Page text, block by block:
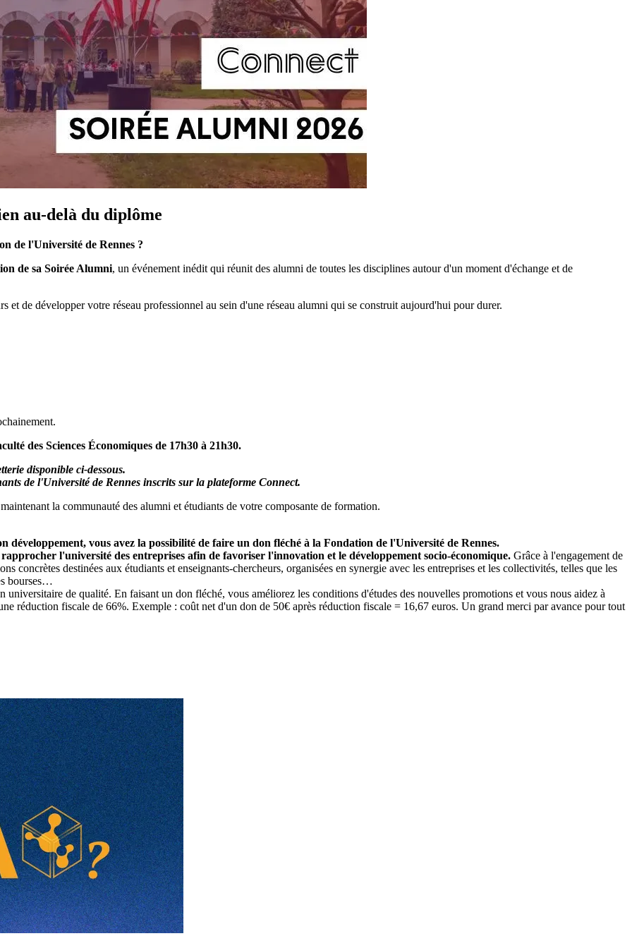
au-delà du diplôme
de l'Université de Rennes ?
de sa Soirée Alumni, un événement inédit qui réunit des alumni de toutes les disciplines autour d'un moment d'échange et de
et de développer votre réseau professionnel au sein d'une réseau alumni qui se construit aujourd'hui pour durer.
des Sciences Économiques de 17h30 à 21h30.
disponible ci-dessous.
de l'Université de Rennes inscrits sur la plateforme Connect.
la communauté des alumni et étudiants de votre composante de formation.
vous avez la possibilité de faire un don fléché à la Fondation de l'Université de Rennes.
l'université des entreprises afin de favoriser l'innovation et le développement socio-économique. Grâce à l'engagement de
concrètes destinées aux étudiants et enseignants-chercheurs, organisées en synergie avec les entreprises et les collectivités, telles que les
bourses…
de qualité. En faisant un don fléché, vous améliorez les conditions d'études des nouvelles promotions et vous nous aidez à
réduction fiscale de 66%. Exemple : coût net d'un don de 50€ après réduction fiscale = 16,67 euros. Un grand merci par avance pour tout